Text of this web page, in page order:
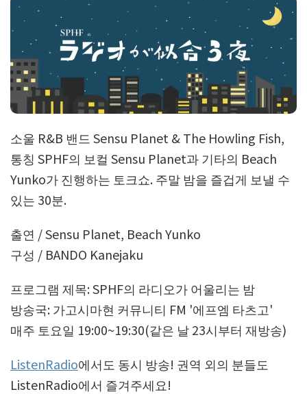
소울 R&B 밴드 Sensu Planet & The Howling Fish,
통칭 SPHF의 보컬 Sensu Planet과 기타의 Beach
Yunko가 진행하는 토크쇼. 주말 밤을 즐겁게 보낼 수
있는 30분.
출연 / Sensu Planet, Beach Yunko
구성 / BANDO Kanejaku
프로그램 제목: SPHF의 라디오가 어울리는 밤
방송국: 가고시마현 커뮤니티 FM '에프엠 타츠고'
매주 토요일 19:00~19:30(같은 날 23시부터 재방송)
ListenRadio에서도 동시 방송! 권역 외의 분들도
ListenRadio에서 즐겨주세요!